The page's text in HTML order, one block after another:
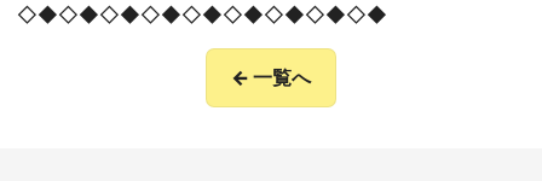
◇◆◇◆◇◆◇◆◇◆◇◆◇◆◇◆◇◆
← 一覧へ